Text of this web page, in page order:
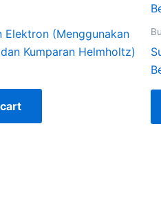
Elektron (Menggunakan
Kumparan Helmholtz)